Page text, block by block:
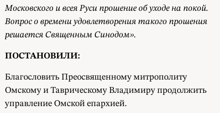
Московского и всея Руси прошение об уходе на покой.
Вопрос о времени удовлетворения такого прошения
решается Священным Синодом».
ПОСТАНОВИЛИ:
Благословить Преосвященному митрополиту
Омскому и Таврическому Владимиру продолжить
управление Омской епархией.